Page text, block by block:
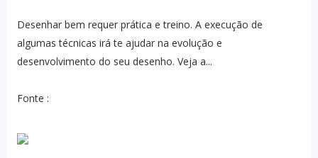
Desenhar bem requer prática e treino. A execução de
algumas técnicas irá te ajudar na evolução e
desenvolvimento do seu desenho. Veja a...
Fonte :